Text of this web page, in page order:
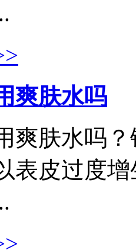
爽肤水吗
爽肤水吗
表皮过度